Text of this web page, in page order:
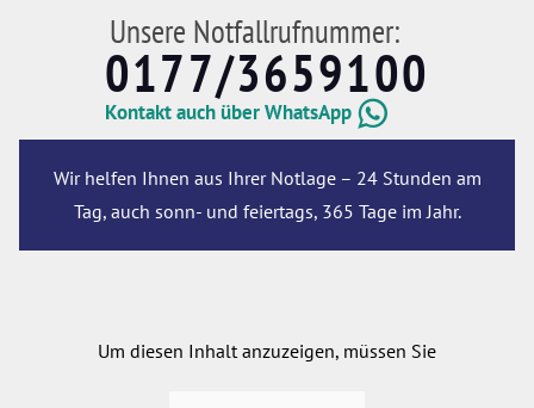
Unsere Notfallrufnummer:
0177/3659100
Kontakt auch über WhatsApp
Wir helfen Ihnen aus Ihrer Notlage – 24 Stunden am
Tag, auch sonn- und feiertags, 365 Tage im Jahr.
Um diesen Inhalt anzuzeigen, müssen Sie